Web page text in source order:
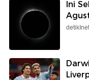
Ini
detikInet